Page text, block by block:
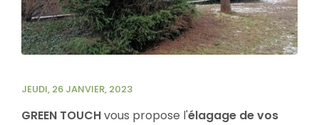
JEUDI, 26 JANVIER, 2023
GREEN TOUCHvous propose l'élagage de vos